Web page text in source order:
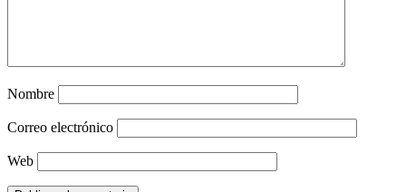
Nombre
Correo electrónico
Web